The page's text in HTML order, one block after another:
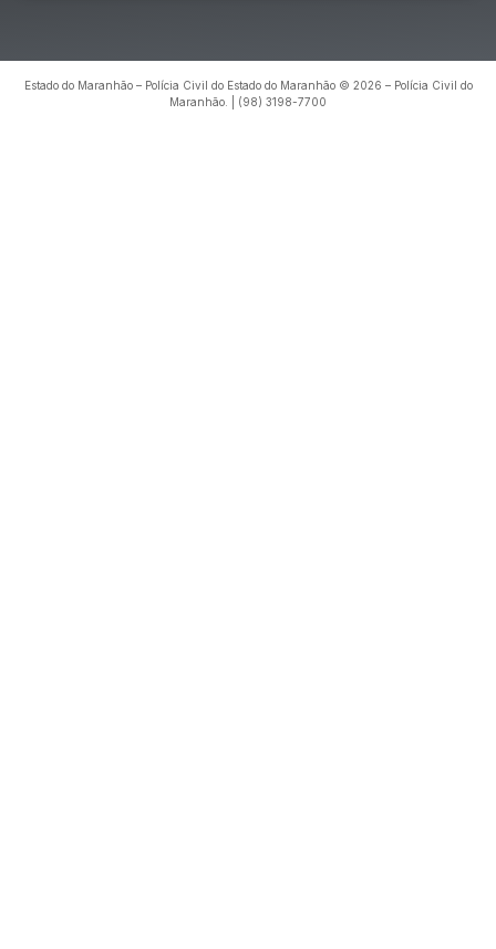
Estado do Maranhão – Polícia Civil do Estado do Maranhão © 2026 – Polícia Civil do
Maranhão. | (98) 3198-7700